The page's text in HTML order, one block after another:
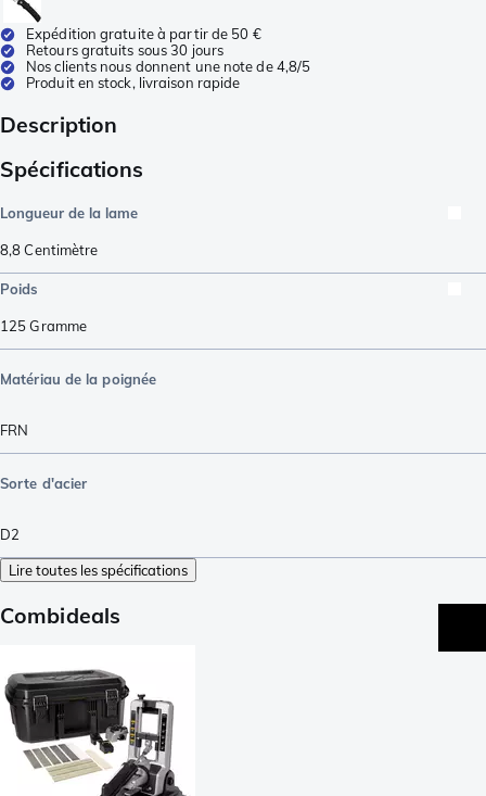
Expédition gratuite à partir de 50 €
Retours gratuits sous 30 jours
Nos clients nous donnent une note de 4,8/5
Produit en stock, livraison rapide
Description
Spécifications
Longueur de la lame
8,8Centimètre
Poids
125Gramme
Matériau de la poignée
FRN
Sorte d'acier
D2
Lire toutes les spécifications
Combideals